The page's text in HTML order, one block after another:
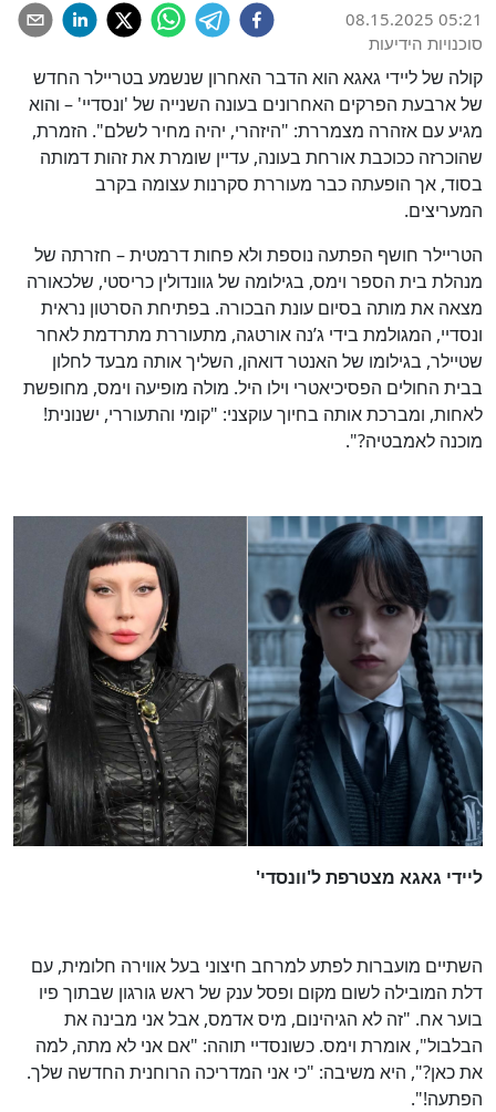
08.15.2025 05:21
סוכנויות הידיעות
קולה של ליידי גאגא הוא הדבר האחרון שנשמע בטריילר החדש
של ארבעת הפרקים האחרונים בעונה השנייה של 'ונסדיי' – והוא
מגיע עם אזהרה מצמררת: "היזהרי, יהיה מחיר לשלם". הזמרת,
שהוכרזה ככוכבת אורחת בעונה, עדיין שומרת את זהות דמותה
בסוד, אך הופעתה כבר מעוררת סקרנות עצומה בקרב
המעריצים.
הטריילר חושף הפתעה נוספת ולא פחות דרמטית – חזרתה של
מנהלת בית הספר וימס, בגילומה של גוונדולין כריסטי, שלכאורה
מצאה את מותה בסיום עונת הבכורה. בפתיחת הסרטון נראית
ונסדיי, המגולמת בידי ג’נה אורטגה, מתעוררת מתרדמת לאחר
שטיילר, בגילומו של האנטר דואהן, השליך אותה מבעד לחלון
בבית החולים הפסיכיאטרי וילו היל. מולה מופיעה וימס, מחופשת
לאחות, ומברכת אותה בחיוך עוקצני: "קומי והתעוררי, ישנונית!
מוכנה לאמבטיה?".
ליידי גאגא מצטרפת ל'וונסדי'
השתיים מועברות לפתע למרחב חיצוני בעל אווירה חלומית, עם
דלת המובילה לשום מקום ופסל ענק של ראש גורגון שבתוך פיו
בוער אח. "זה לא הגיהינום, מיס אדמס, אבל אני מבינה את
הבלבול", אומרת וימס. כשונסדיי תוהה: "אם אני לא מתה, למה
את כאן?", היא משיבה: "כי אני המדריכה הרוחנית החדשה שלך.
הפתעה!".